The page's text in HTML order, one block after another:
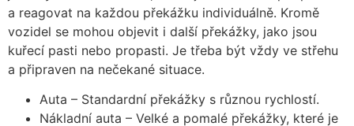
a reagovat na každou překážku individuálně. Kromě
vozidel se mohou objevit i další překážky, jako jsou
kuřecí pasti nebo propasti. Je třeba být vždy ve střehu
a připraven na nečekané situace.
Auta – Standardní překážky s různou rychlostí.
Nákladní auta – Velké a pomalé překážky, které je